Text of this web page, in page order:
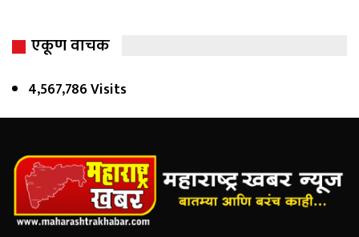
एकूण वाचक
4,567,786 Visits